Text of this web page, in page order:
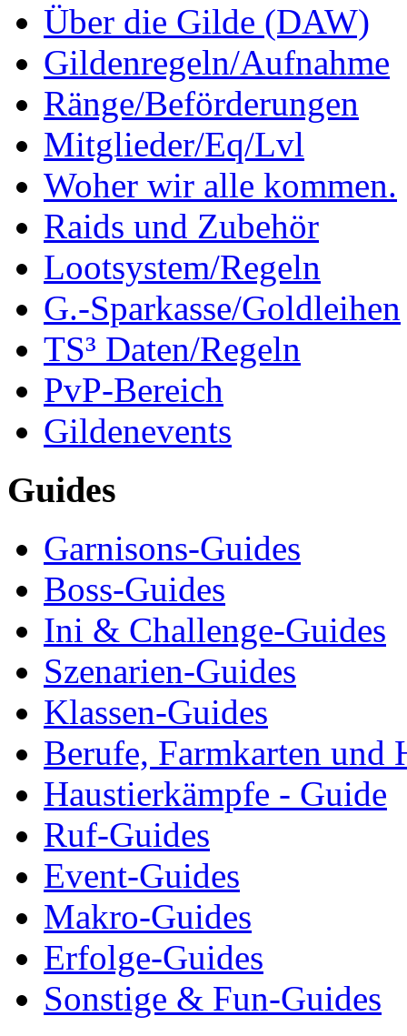
Über die Gilde (DAW)
Gildenregeln/Aufnahme
Ränge/Beförderungen
Mitglieder/Eq/Lvl
Woher wir alle kommen.
Raids und Zubehör
Lootsystem/Regeln
G.-Sparkasse/Goldleihen
TS³ Daten/Regeln
PvP-Bereich
Gildenevents
Guides
Garnisons-Guides
Boss-Guides
Ini & Challenge-Guides
Szenarien-Guides
Klassen-Guides
Berufe, Farmkarten und
Haustierkämpfe - Guide
Ruf-Guides
Event-Guides
Makro-Guides
Erfolge-Guides
Sonstige & Fun-Guides